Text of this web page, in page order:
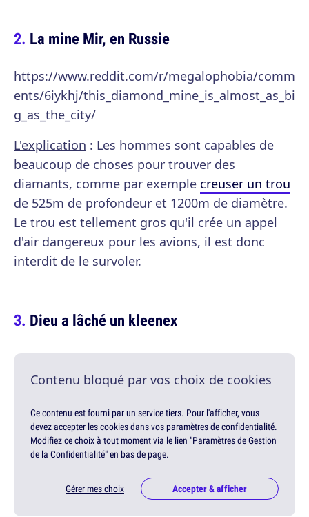
La mine Mir, en Russie
https://www.reddit.com/r/megalophobia/comm
ents/6iykhj/this_diamond_mine_is_almost_as_bi
g_as_the_city/
L'explication : Les hommes sont capables de
beaucoup de choses pour trouver des
diamants, comme par exemple creuser un trou
de 525m de profondeur et 1200m de diamètre.
Le trou est tellement gros qu'il crée un appel
d'air dangereux pour les avions, il est donc
interdit de le survoler.
Dieu a lâché un kleenex
Contenu bloqué par vos choix de cookies
Ce contenu est fourni par un service tiers. Pour l'afficher, vous
devez accepter les cookies dans vos paramètres de confidentialité.
Modifiez ce choix à tout moment via le lien "Paramètres de Gestion
de la Confidentialité" en bas de page.
Gérer mes choix Accepter & afficher